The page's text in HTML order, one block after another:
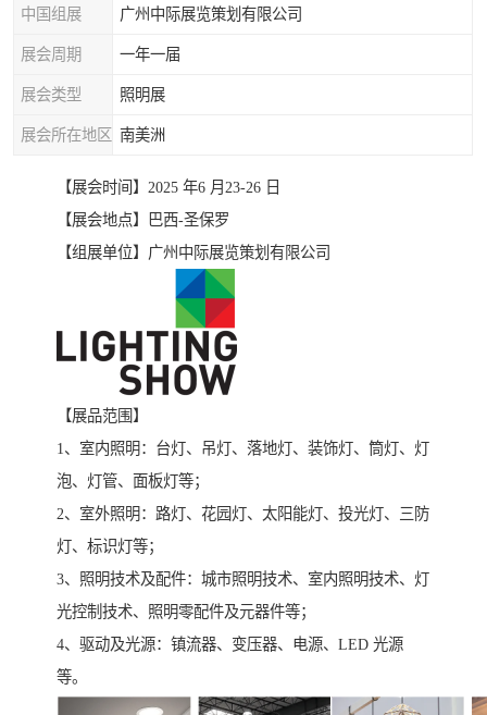
中国组展 广州中际展览策划有限公司
展会周期 一年一届
展会类型 照明展
展会所在地区 南美洲
【展会时间】2025 年6 月23-26 日
【展会地点】巴西-圣保罗
【组展单位】广州中际展览策划有限公司
【展品范围】
1、室内照明：台灯、吊灯、落地灯、装饰灯、筒灯、灯
泡、灯管、面板灯等；
2、室外照明：路灯、花园灯、太阳能灯、投光灯、三防
灯、标识灯等；
3、照明技术及配件：城市照明技术、室内照明技术、灯
光控制技术、照明零配件及元器件等；
4、驱动及光源：镇流器、变压器、电源、LED 光源
等。